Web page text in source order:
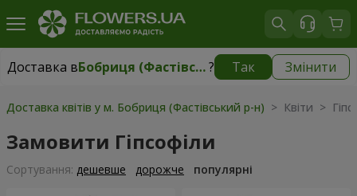
Доставка в Бобриця (Фастівський р-н)? Так Змінити
Доставка вБобриця (Фастівський р-н)| безкоштовно
Доставка квітів у м. Бобриця (Фастівський р-н) > Квіти >
Замовити Гіпсофіли
Сортування: дешевше дорожче популярні